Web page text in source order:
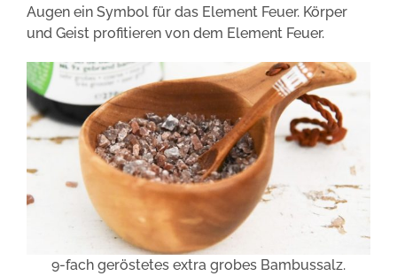
Augen ein Symbol für das Element Feuer. Körper
und Geist profitieren von dem Element Feuer.
9-fach geröstetes extra grobes Bambussalz.